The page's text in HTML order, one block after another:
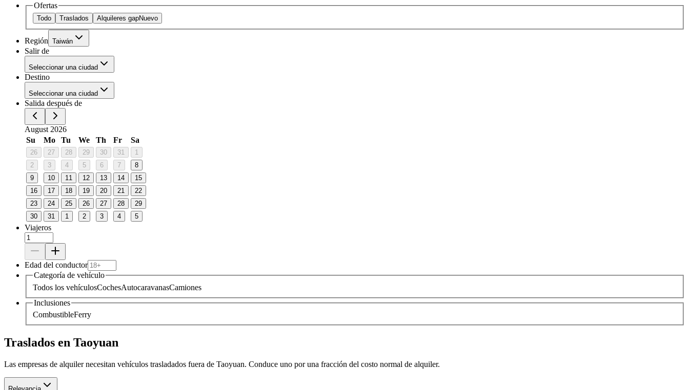
Ofertas
Todo Traslados Alquileres gapNuevo
Región Taiwán
Salir de
Seleccionar una ciudad
Destino
Seleccionar una ciudad
Salida después de
August 2026
Su
Mo Tu We Th Fr Sa
26 27 28 29 30 31
1
2
3 4 5 6 7
8
9
10 11 12 13 14
15
16
17 18 19 20 21
22
23
24 25 26 27 28
29
30
31 1 2 3 4 5
Viajeros
Edad del conductor
Categoría de vehículo
Todos los vehículosCochesAutocaravanasCamiones
Inclusiones
CombustibleFerry
Traslados en Taoyuan
Las empresas de alquiler necesitan vehículos trasladados fuera de Taoyuan. Conduce uno por una fracción del costo normal de alquiler.